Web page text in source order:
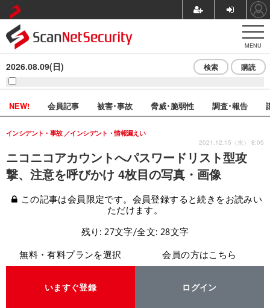
MENU
2026.08.09(日) 検索 購読
NEW! 会員記事 被害･事故 脅威･脆弱性 調査･報告
ニコニコアカウントへパスワードリスト型攻
撃、注意を呼びかけ 4枚目の写真・画像
インシデント・事故 インシデント・情報漏えい
2021.12.15（水） 8:05
この記事は会員限定です。会員登録すると続きをお読みい
ただけます。
残り: 27文字/全文: 28文字
無料・有料プランを選択
いますぐ登録
会員の方はこちら
ログイン